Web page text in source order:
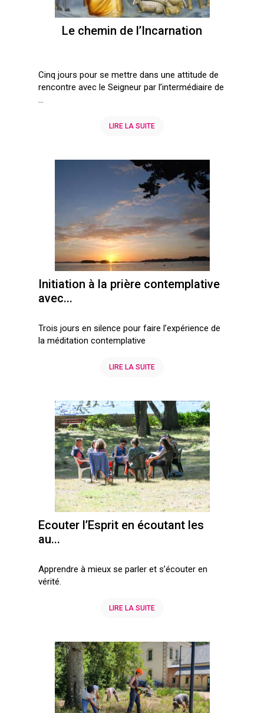
Le chemin de l’Incarnation
Cinq jours pour se mettre dans une attitude de
rencontre avec le Seigneur par l’intermédiaire de
...
LIRE LA SUITE
Initiation à la prière contemplative
avec...
Trois jours en silence pour faire l’expérience de
la méditation contemplative
LIRE LA SUITE
Ecouter l’Esprit en écoutant les
au...
Apprendre à mieux se parler et s’écouter en
vérité.
LIRE LA SUITE